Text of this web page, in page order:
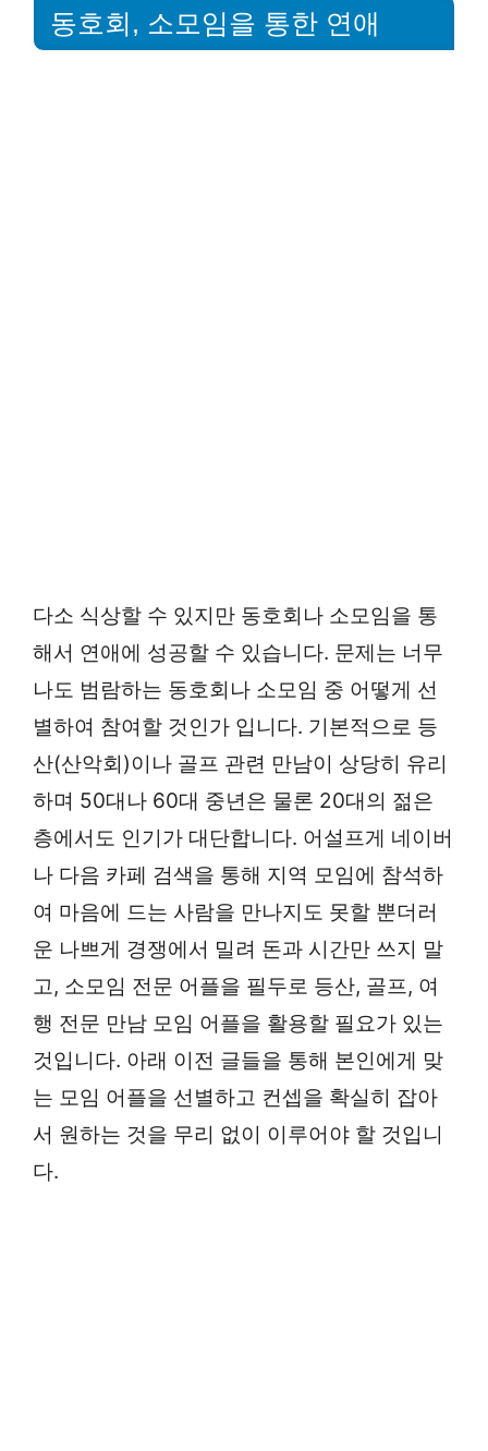
동호회, 소모임을 통한 연애
다소 식상할 수 있지만 동호회나 소모임을 통
해서 연애에 성공할 수 있습니다. 문제는 너무
나도 범람하는 동호회나 소모임 중 어떻게 선
별하여 참여할 것인가 입니다. 기본적으로 등
산(산악회)이나 골프 관련 만남이 상당히 유리
하며 50대나 60대 중년은 물론 20대의 젊은
층에서도 인기가 대단합니다. 어설프게 네이버
나 다음 카페 검색을 통해 지역 모임에 참석하
여 마음에 드는 사람을 만나지도 못할 뿐더러
운 나쁘게 경쟁에서 밀려 돈과 시간만 쓰지 말
고, 소모임 전문 어플을 필두로 등산, 골프, 여
행 전문 만남 모임 어플을 활용할 필요가 있는
것입니다. 아래 이전 글들을 통해 본인에게 맞
는 모임 어플을 선별하고 컨셉을 확실히 잡아
서 원하는 것을 무리 없이 이루어야 할 것입니
다.